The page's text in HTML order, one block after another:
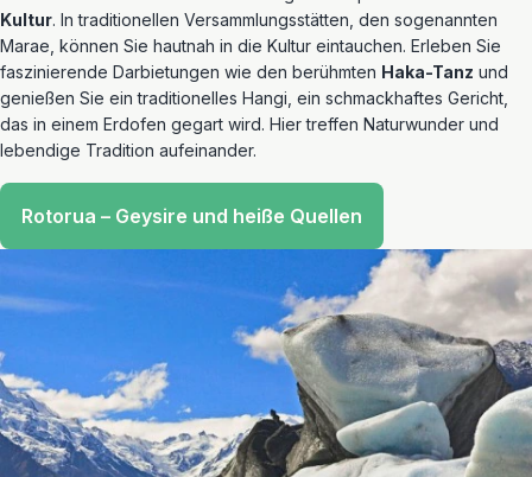
Kultur. In traditionellen Versammlungsstätten, den sogenannten
Marae, können Sie hautnah in die Kultur eintauchen. Erleben Sie
faszinierende Darbietungen wie den berühmten Haka-Tanz und
genießen Sie ein traditionelles Hangi, ein schmackhaftes Gericht,
das in einem Erdofen gegart wird. Hier treffen Naturwunder und
lebendige Tradition aufeinander.
Rotorua – Geysire und heiße Quellen